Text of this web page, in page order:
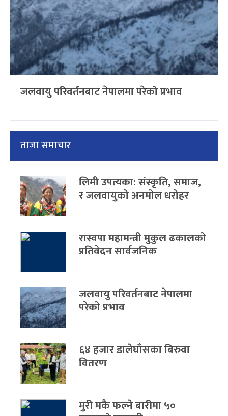
जलवायु परिवर्तनबाट नेपालमा परेको प्रभाव
ताजा समाचार
लिमी उपत्यका: संस्कृति, समाज,
र जलवायुको अनमोल धरोहर
रास्वपा महामन्त्री मुकुल ढकालको
प्रतिवेदन सार्वजनिक
जलवायु परिवर्तनबाट नेपालमा
परेको प्रभाव
६४ हजार डालेघाँसका बिरुवा
वितरण
मुरी मकै फल्ने बारीमा ५०